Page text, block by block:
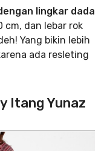
lingkar dada
cm, dan lebar rok
Yang bikin lebih
ada resleting
Itang Yunaz